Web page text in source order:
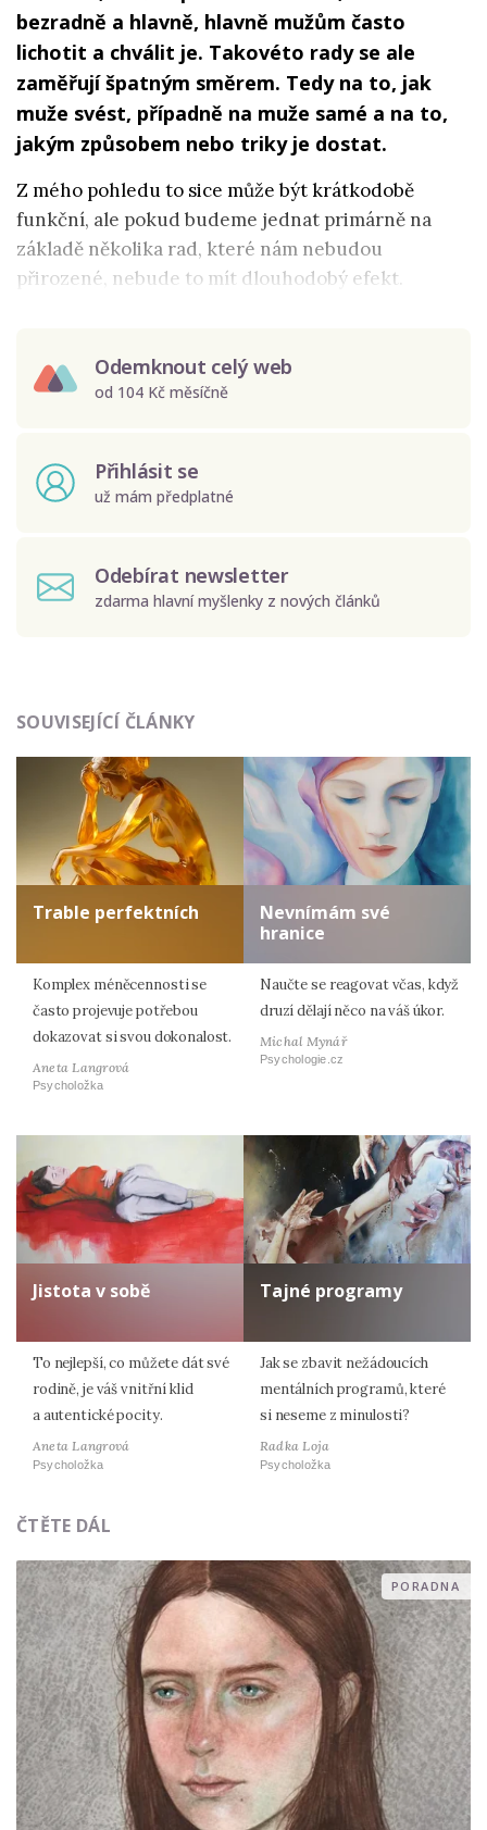
bezradně a hlavně, hlavně mužům často
lichotit a chválit je. Takovéto rady se ale
zaměřují špatným směrem. Tedy na to, jak
muže svést, případně na muže samé a na to,
jakým způsobem nebo triky je dostat.
Z mého pohledu to sice může být krátkodobě
funkční, ale pokud budeme jednat primárně na
základě několika rad, které nám nebudou
přirozené, nebude to mít dlouhodobý efekt.
Odemknout celý web
od 104 Kč měsíčně
Přihlásit se
už mám předplatné
Odebírat newsletter
zdarma hlavní myšlenky z nových článků
údajů.
SOUVISEJÍCÍ ČLÁNKY
Trable perfektních
Komplex méněcennosti se
často projevuje potřebou
dokazovat si svou dokonalost.
Aneta Langrová
Psycholožka
Nevnímám své
hranice
Naučte se reagovat včas, když
druzí dělají něco na váš úkor.
Michal Mynář
Psychologie.cz
Jistota v sobě
To nejlepší, co můžete dát své
rodině, je váš vnitřní klid
a autentické pocity.
Aneta Langrová
Psycholožka
Tajné programy
Jak se zbavit nežádoucích
mentálních programů, které
si neseme z minulosti?
Radka Loja
Psycholožka
ČTĚTE DÁL
PORADNA